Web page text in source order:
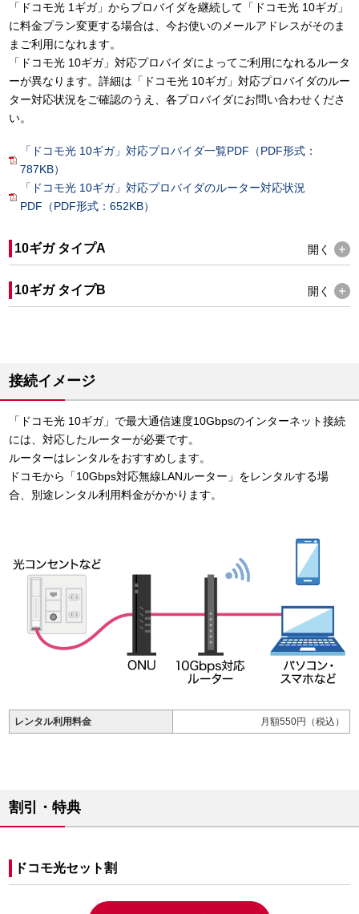
「ドコモ光 1ギガ」からプロバイダを継続して「ドコモ光 10ギガ」
に料金プラン変更する場合は、今お使いのメールアドレスがそのま
まご利用になれます。
「ドコモ光 10ギガ」対応プロバイダによってご利用になれるルータ
ーが異なります。詳細は「ドコモ光 10ギガ」対応プロバイダのルー
ター対応状況をご確認のうえ、各プロバイダにお問い合わせくださ
い。
「ドコモ光 10ギガ」対応プロバイダ一覧PDF（PDF形式：
787KB）
「ドコモ光 10ギガ」対応プロバイダのルーター対応状況
PDF（PDF形式：652KB）
10ギガ タイプA 開く
10ギガ タイプB 開く
接続イメージ
「ドコモ光 10ギガ」で最大通信速度10Gbpsのインターネット接続
には、対応したルーターが必要です。
ルーターはレンタルをおすすめします。
ドコモから「10Gbps対応無線LANルーター」をレンタルする場
合、別途レンタル利用料金がかかります。
レンタル利用料金 月額550円（税込）
割引・特典
ドコモ光セット割